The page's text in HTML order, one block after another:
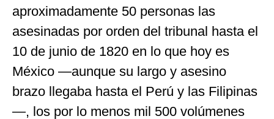
aproximadamente 50 personas las
asesinadas por orden del tribunal hasta el
10 de junio de 1820 en lo que hoy es
México —aunque su largo y asesino
brazo llegaba hasta el Perú y las Filipinas
—, los por lo menos mil 500 volúmenes